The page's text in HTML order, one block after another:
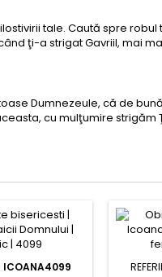
tale. Caută spre robul
ţi-a strigat Gavriil, mai
Dumnezeule, că de
cu mulţumire strigăm
ICOANA4099